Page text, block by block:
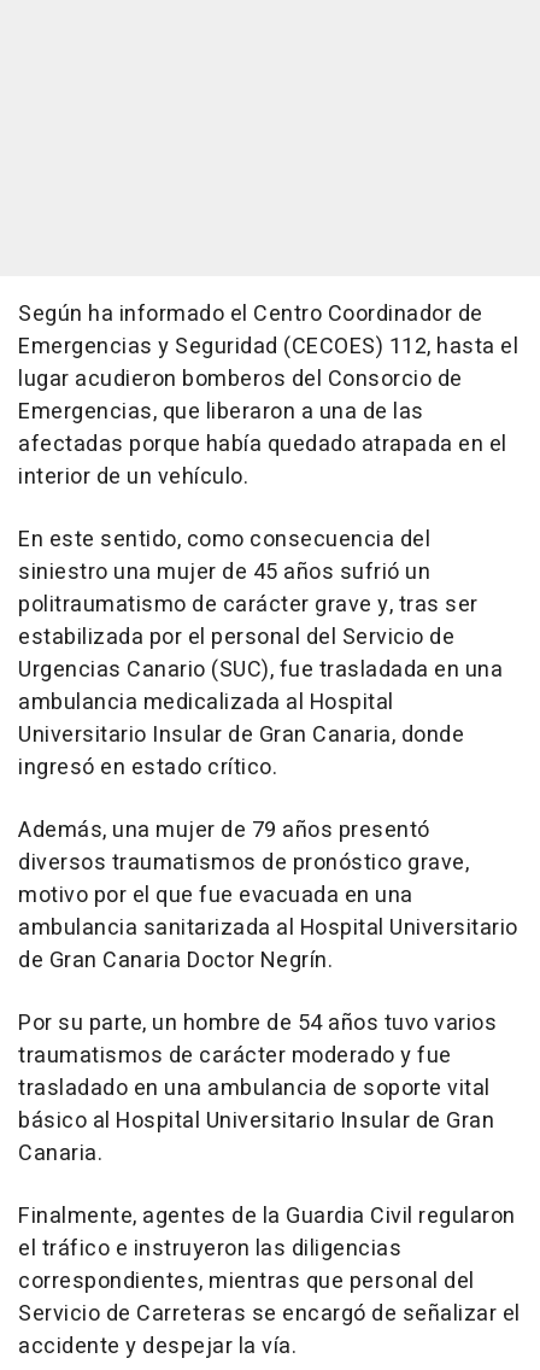
Según ha informado el Centro Coordinador de
Emergencias y Seguridad (CECOES) 112, hasta el
lugar acudieron bomberos del Consorcio de
Emergencias, que liberaron a una de las
afectadas porque había quedado atrapada en el
interior de un vehículo.
En este sentido, como consecuencia del
siniestro una mujer de 45 años sufrió un
politraumatismo de carácter grave y, tras ser
estabilizada por el personal del Servicio de
Urgencias Canario (SUC), fue trasladada en una
ambulancia medicalizada al Hospital
Universitario Insular de Gran Canaria, donde
ingresó en estado crítico.
Además, una mujer de 79 años presentó
diversos traumatismos de pronóstico grave,
motivo por el que fue evacuada en una
ambulancia sanitarizada al Hospital Universitario
de Gran Canaria Doctor Negrín.
Por su parte, un hombre de 54 años tuvo varios
traumatismos de carácter moderado y fue
trasladado en una ambulancia de soporte vital
básico al Hospital Universitario Insular de Gran
Canaria.
Finalmente, agentes de la Guardia Civil regularon
el tráfico e instruyeron las diligencias
correspondientes, mientras que personal del
Servicio de Carreteras se encargó de señalizar el
accidente y despejar la vía.